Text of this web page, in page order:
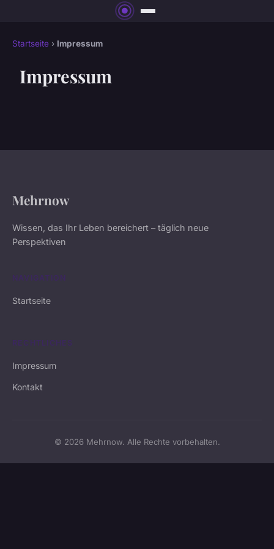
Startseite › Impressum
Impressum
Mehrnow
Wissen, das Ihr Leben bereichert – täglich neue
Perspektiven
NAVIGATION
Startseite
RECHTLICHES
Impressum
Kontakt
© 2026 Mehrnow. Alle Rechte vorbehalten.